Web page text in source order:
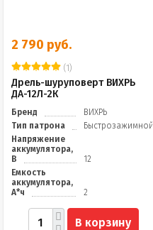
2 790 руб.
(1)
Дрель-шуруповерт ВИХРЬ
ДА-12Л-2К
Бренд
ВИХРЬ
Тип патрона
Быстрозажимной
Напряжение
аккумулятора,
В
12
Емкость
аккумулятора,
А*ч
2
В корзину